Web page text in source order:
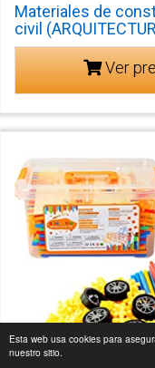
Esta web usa cookies para
nuestro sitio.
Materiales de
civil
Ver